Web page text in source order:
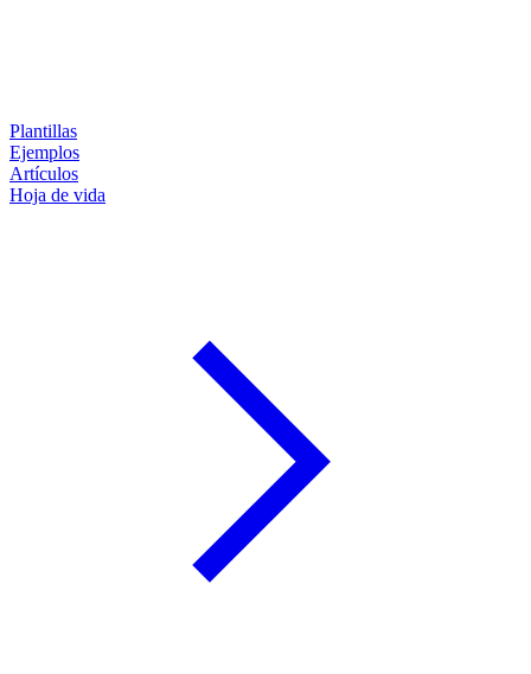
Plantillas
Ejemplos
Artículos
Hoja de vida